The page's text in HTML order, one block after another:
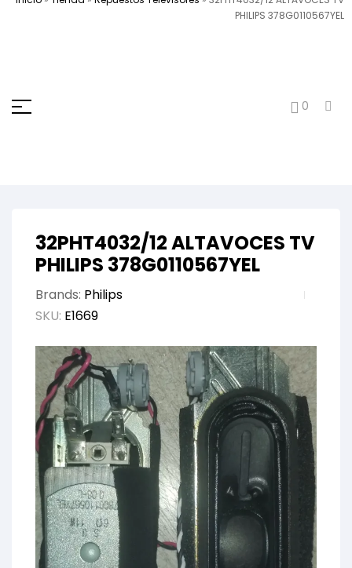
PHILIPS 378G0110567YEL
0
32PHT4032/12 ALTAVOCES TV
PHILIPS 378G0110567YEL
Brands: Philips
SKU: E1669